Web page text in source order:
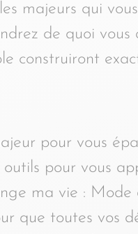
majeurs qui
de quoi
construiront
pour vous
outils pour vous
ma vie : Mode
que toutes vos